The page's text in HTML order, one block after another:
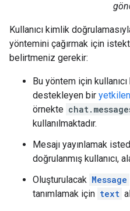
Kullanıcı kimlik
yöntemini çağırmak için
belirtmeniz gerekir:
Bu yöntem için
destekleyen bir
örnekte
kullanılmaktadır.
Mesajı yayınlamak
doğrulanmış kullanıcı,
Oluşturulacak Message
tanımlamak için text